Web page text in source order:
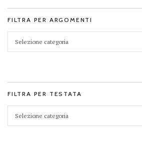
FILTRA PER ARGOMENTI
FILTRA PER TESTATA